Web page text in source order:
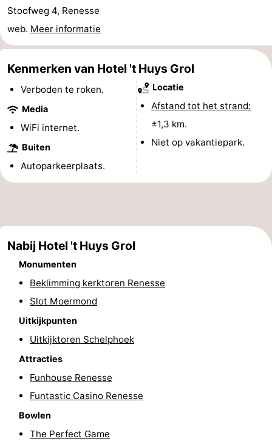
Oase
Duinoord
-
Ginsterveld
-
Livingstone
-
Port
Greve
-
Port
Zélande
-
Resort
-
't
Hof
van
Haamstede
Schouwen
-
Schouwse
Valleien
-
Soeten
Haert
Wijde
Zeeland
Village
Zeeuwse
Last
Stoofweg 4, Renesse
web. Meer informatie
Kenmerken van Hotel 't Huys Grol
Verboden te roken.
Media
WiFi internet.
Buiten
Autoparkeerplaats.
Locatie
Afstand tot het strand:
±1,3 km.
Niet op vakantiepark.
Nabij Hotel 't Huys Grol
Monumenten
Beklimming kerktoren Renesse
Slot Moermond
Uitkijkpunten
Uitkijktoren Schelphoek
Attracties
Funhouse Renesse
Funtastic Casino Renesse
Bowlen
The Perfect Game